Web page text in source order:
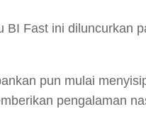
Fast ini diluncurkan
pun mulai
pengalaman